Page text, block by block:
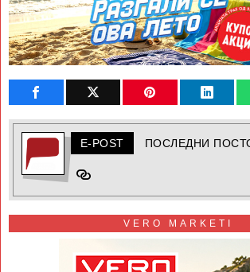
E-POST ПОСЛЕДНИ
VERO MARKETI